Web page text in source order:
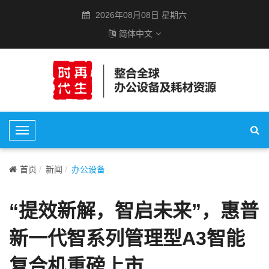
2026年08月08日 星期六
简体中文
T
o
g
e
N
a
v
i
首页 新闻 办公设备
“提效新解，智启未来”，惠普
新一代智系列管理型A3智能